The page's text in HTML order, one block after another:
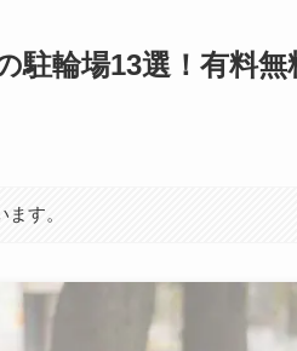
駐輪場13選！有料
す。